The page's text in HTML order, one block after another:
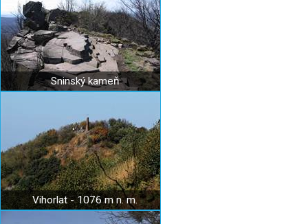
Sninský kameň
Vihorlat - 1076 m n. m.